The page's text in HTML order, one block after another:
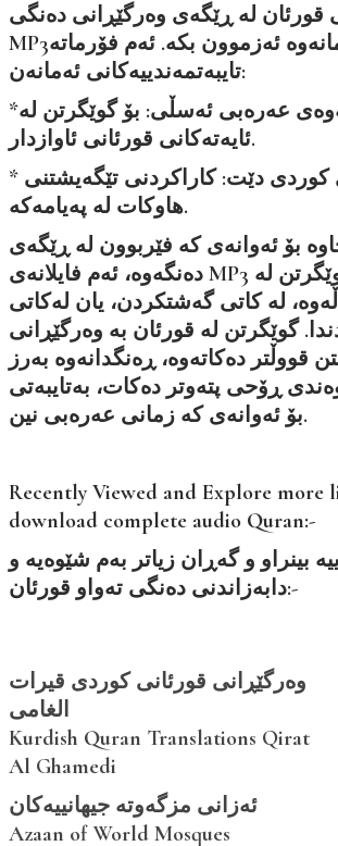
قورئان لە ڕێگەی وەرگێڕانی دەنگی
MP3مانەوە ئەزموون بکە. ئەم فۆرماتە
تایبەتمەندییەکانی ئەمانەن:
*خوێندنەوەی عەرەبی ئەسڵی: بۆ گوێگرتن لە
ئایەتەکانی قورئانی ئاوازدار.
* بەدوایدا مانای کوردی دێت: کاراکردنی تێگەیشتنی
هاوکات لە پەیامەکە.
بۆ ئەوانەی کە فێربوون لە ڕێگەی
دەنگەوە، ئەم فایلانەی MP3 گونجاون بۆ گوێگرتن لە
لە کاتی گەشتکردن، یان لەکاتی
گوێگرتن لە قورئان بە وەرگێڕانی
قووڵتر دەکاتەوە، ڕەنگدانەوە بەرز
ڕۆحی پتەوتر دەکات، بەتایبەتی
بۆ ئەوانەی کە زمانی عەرەبی نین.
Recently Viewed and Explore more
download complete audio Quran:-
بینراو و گەڕان زیاتر بەم شێوەیە و
دابەزاندنی دەنگی تەواو قورئان:-
وەرگێڕانی قورئانی کوردی قیرات
الغامی
Kurdish Quran Translations Qirat
Al Ghamedi
ئەزانى مزگەوتە جیهانییەکان
Azaan of World Mosques